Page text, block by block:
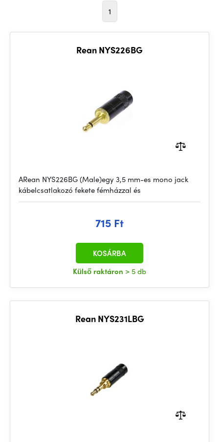
1
Rean NYS226BG
ARean NYS226BG (Male)egy 3,5 mm-es mono jack
kábelcsatlakozó fekete fémházzal és
715 Ft
Külső raktáron > 5 db
KOSÁRBA
Rean NYS231LBG